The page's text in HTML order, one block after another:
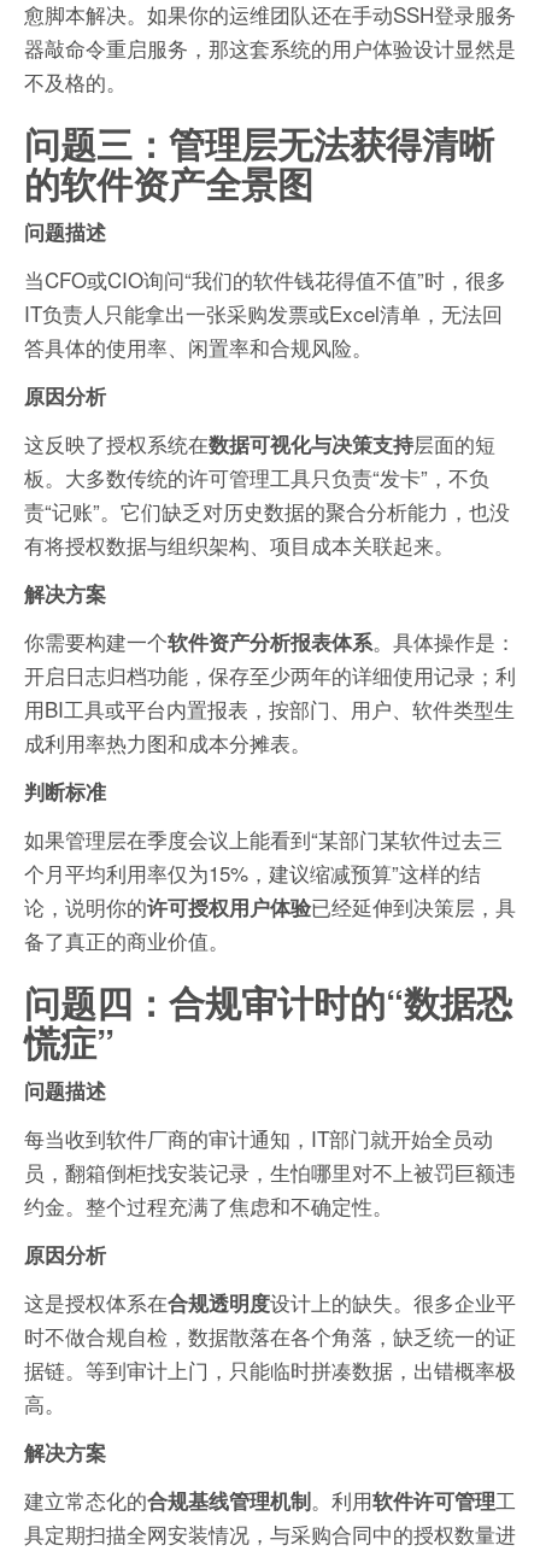
愈脚本解决。如果你的运维团队还在手动SSH登录服务
器敲命令重启服务，那这套系统的用户体验设计显然是
不及格的。
问题三：管理层无法获得清晰
的软件资产全景图
问题描述
当CFO或CIO询问“我们的软件钱花得值不值”时，很多
IT负责人只能拿出一张采购发票或Excel清单，无法回
答具体的使用率、闲置率和合规风险。
原因分析
这反映了授权系统在数据可视化与决策支持层面的短
板。大多数传统的许可管理工具只负责“发卡”，不负
责“记账”。它们缺乏对历史数据的聚合分析能力，也没
有将授权数据与组织架构、项目成本关联起来。
解决方案
你需要构建一个软件资产分析报表体系。具体操作是：
开启日志归档功能，保存至少两年的详细使用记录；利
用BI工具或平台内置报表，按部门、用户、软件类型生
成利用率热力图和成本分摊表。
判断标准
如果管理层在季度会议上能看到“某部门某软件过去三
个月平均利用率仅为15%，建议缩减预算”这样的结
论，说明你的许可授权用户体验已经延伸到决策层，具
备了真正的商业价值。
问题四：合规审计时的“数据恐
慌症”
问题描述
每当收到软件厂商的审计通知，IT部门就开始全员动
员，翻箱倒柜找安装记录，生怕哪里对不上被罚巨额违
约金。整个过程充满了焦虑和不确定性。
原因分析
这是授权体系在合规透明度设计上的缺失。很多企业平
时不做合规自检，数据散落在各个角落，缺乏统一的证
据链。等到审计上门，只能临时拼凑数据，出错概率极
高。
解决方案
建立常态化的合规基线管理机制。利用软件许可管理工
具定期扫描全网安装情况，与采购合同中的授权数量进